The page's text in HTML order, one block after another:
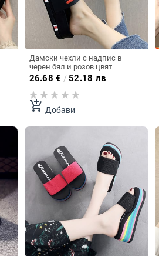
Дамски чехли с надпис в
черен бял и розов цвят
26.68 € /52.18 лв
add_shopping_cart Добави